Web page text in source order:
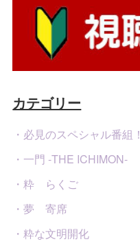
カテゴリー
・必見のスペシャル番組！
・一門 -THE ICHIMON-
・粋 らくご
・夢 寄席
・粋な文明開化